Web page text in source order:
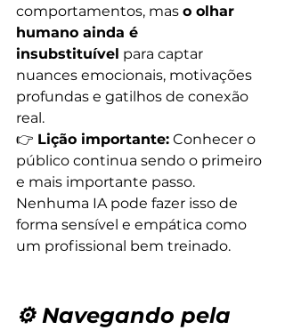
comportamentos, mas o olhar
humano ainda é
insubstituível para captar
nuances emocionais, motivações
profundas e gatilhos de conexão
real.
👉 Lição importante: Conhecer o
público continua sendo o primeiro
e mais importante passo.
Nenhuma IA pode fazer isso de
forma sensível e empática como
um profissional bem treinado.
⚙️ Navegando pela